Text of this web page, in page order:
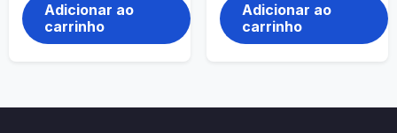
Adicionar ao
carrinho
Adicionar ao
carrinho